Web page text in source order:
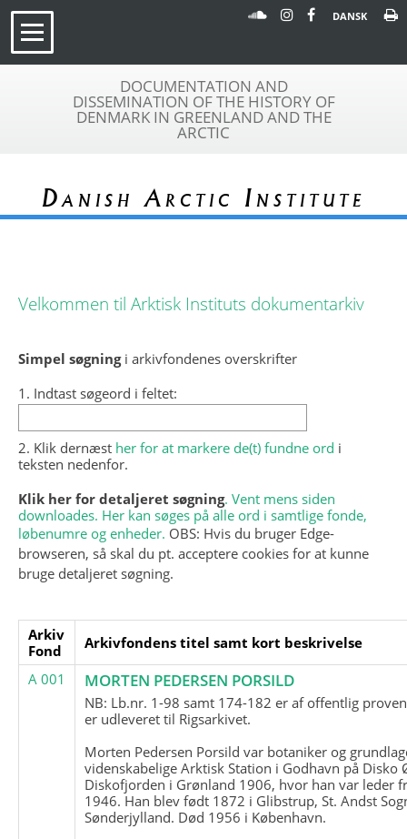
DANSK
DOCUMENTATION AND
DISSEMINATION OF THE HISTORY OF
DENMARK IN GREENLAND AND THE
ARCTIC
Danish Arctic Institute
Velkommen til Arktisk Instituts dokumentarkiv
Simpel søgningi arkivfondenes overskrifter
1. Indtast søgeord i feltet:
2. Klik dernæst her for at markere de(t) fundne ord i
teksten nedenfor.
Klik her for detaljeret søgning. Vent mens siden
downloades. Her kan søges på alle ord i samtlige fonde,
løbenumre og enheder. OBS: Hvis du bruger Edge-
browseren, så skal du pt. acceptere cookies for at kunne
bruge detaljeret søgning.
Arkiv
Fond
Arkivfondens titel samt kort beskrivelse
A 001
MORTEN PEDERSEN PORSILD
NB: Lb.nr. 1-98 samt 174-182 er af offentlig
er udleveret til Rigsarkivet.
Morten Pedersen Porsild var botaniker og
videnskabelige Arktisk Station i Godhavn på Disko
Diskofjorden i Grønland 1906, hvor han var leder
1946. Han blev født 1872 i Glibstrup, St. Andst
Sønderjylland. Død 1956 i København.